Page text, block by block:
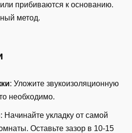
прибиваются к основанию.
метод.
: Уложите звукоизоляционную
необходимо.
: Начинайте укладку от самой
Оставьте зазор в 10-15